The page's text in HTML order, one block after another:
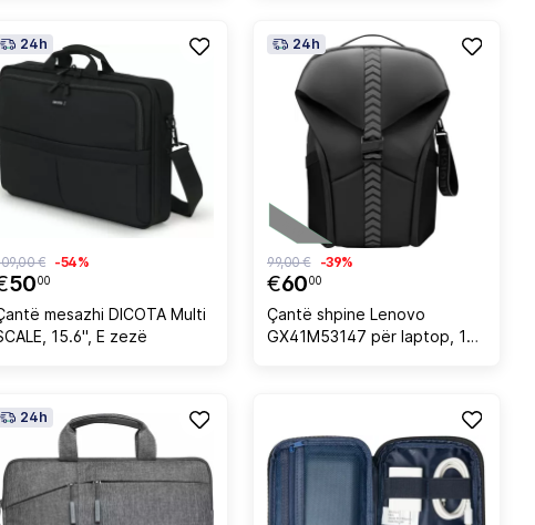
24h
5000
€ -54%
mesazhi DICOTA Multi
15.6", E zezë
24h
€6000
99,00 € -39%
Çantë shpine Lenovo
GX41M53147 për laptop, 16",
24h